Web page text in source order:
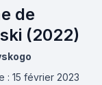
de
(2022)
: 15 février 2023